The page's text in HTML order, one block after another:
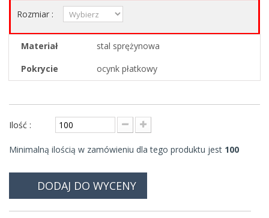
Rozmiar :
Materiał
stal sprężynowa
Pokrycie
ocynk płatkowy
Ilość :
Minimalną ilością w zamówieniu dla tego produktu jest 100
DODAJ DO WYCENY